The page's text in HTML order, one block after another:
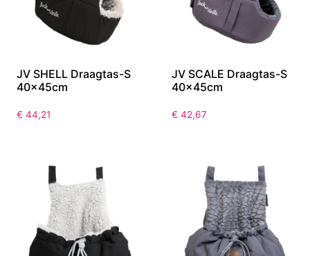
JV SHELL Draagtas-S
40x45cm
€ 44,21
JV SCALE Draagtas-S
40x45cm
€ 42,67